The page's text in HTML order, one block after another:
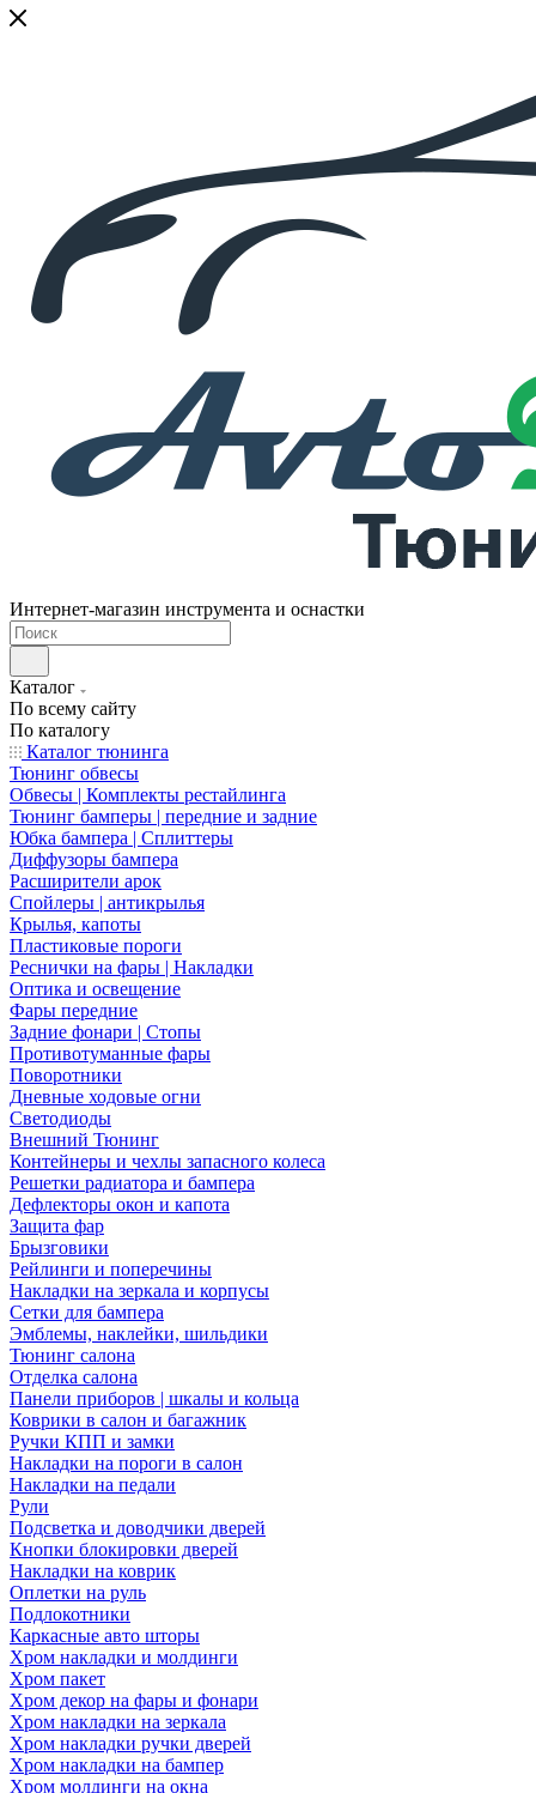
Интернет-магазин инструмента и оснастки
Каталог
По всему сайту
По каталогу
Каталог тюнинга
Тюнинг обвесы
Обвесы | Комплекты рестайлинга
Тюнинг бамперы | передние и задние
Юбка бампера | Сплиттеры
Диффузоры бампера
Расширители арок
Спойлеры | антикрылья
Крылья, капоты
Пластиковые пороги
Реснички на фары | Накладки
Оптика и освещение
Фары передние
Задние фонари | Стопы
Противотуманные фары
Поворотники
Дневные ходовые огни
Светодиоды
Внешний Тюнинг
Контейнеры и чехлы запасного колеса
Решетки радиатора и бампера
Дефлекторы окон и капота
Защита фар
Брызговики
Рейлинги и поперечины
Накладки на зеркала и корпусы
Сетки для бампера
Эмблемы, наклейки, шильдики
Тюнинг салона
Отделка салона
Панели приборов | шкалы и кольца
Коврики в салон и багажник
Ручки КПП и замки
Накладки на пороги в салон
Накладки на педали
Рули
Подсветка и доводчики дверей
Кнопки блокировки дверей
Накладки на коврик
Оплетки на руль
Подлокотники
Каркасные авто шторы
Хром накладки и молдинги
Хром пакет
Хром декор на фары и фонари
Хром накладки на зеркала
Хром накладки ручки дверей
Хром накладки на бампер
Хром молдинги на окна